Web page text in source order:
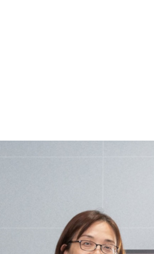
宣布在台成立全亞洲首座「NVIDIA
。這項加速器計畫不僅專注於
、5G、數位內容與醫療等領域，期望透
專業的技術與商業輔導，並為他們創造